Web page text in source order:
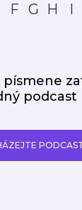
F G H I
podcast